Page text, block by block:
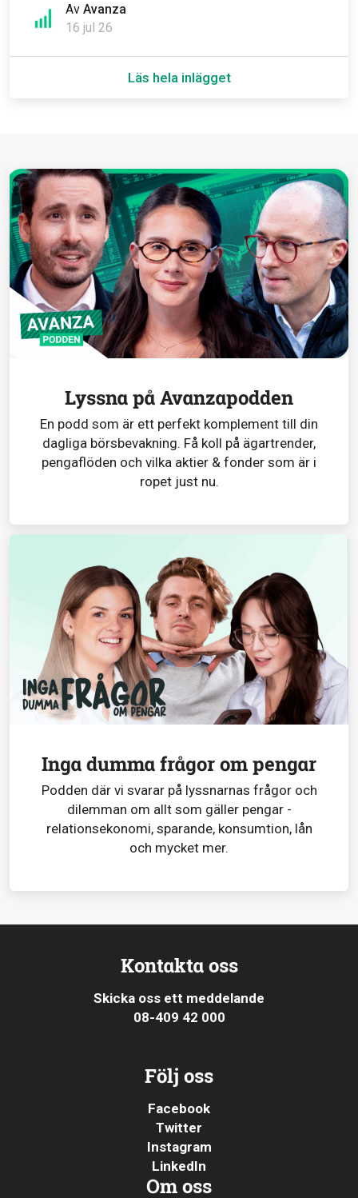
Av Avanza
16 jul 26
Läs hela inlägget
Lyssna på Avanzapodden
En podd som är ett perfekt komplement till din
dagliga börsbevakning. Få koll på ägartrender,
pengaflöden och vilka aktier & fonder som är i
ropet just nu.
Inga dumma frågor om pengar
Podden där vi svarar på lyssnarnas frågor och
dilemman om allt som gäller pengar -
relationsekonomi, sparande, konsumtion, lån
och mycket mer.
Kontakta oss
Skicka oss ett meddelande
08-409 42 000
Följ oss
Facebook
Twitter
Instagram
LinkedIn
Om oss